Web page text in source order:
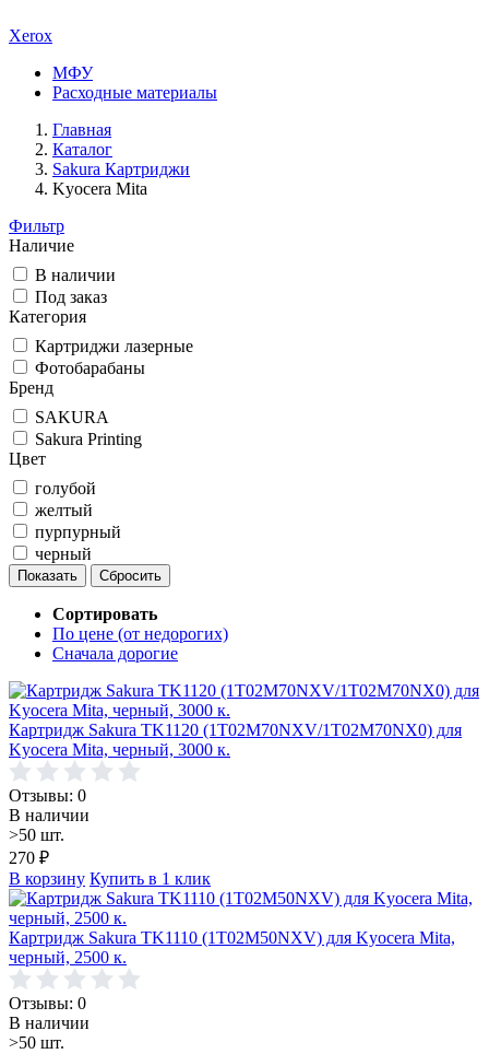
Xerox
МФУ
Расходные материалы
Главная
Каталог
Sakura Картриджи
Kyocera Mita
Фильтр
Наличие
В наличии
Под заказ
Категория
Картриджи лазерные
Фотобарабаны
Бренд
SAKURA
Sakura Printing
Цвет
голубой
желтый
пурпурный
черный
Сортировать
По цене (от недорогих)
Сначала дорогие
Картридж Sakura TK1120 (1T02M70NXV/1T02M70NX0) для
Kyocera Mita, черный, 3000 к.
Отзывы: 0
В наличии
>50 шт.
270 ₽
В корзину Купить в 1 клик
Картридж Sakura TK1110 (1T02M50NXV) для Kyocera Mita,
черный, 2500 к.
Отзывы: 0
В наличии
>50 шт.